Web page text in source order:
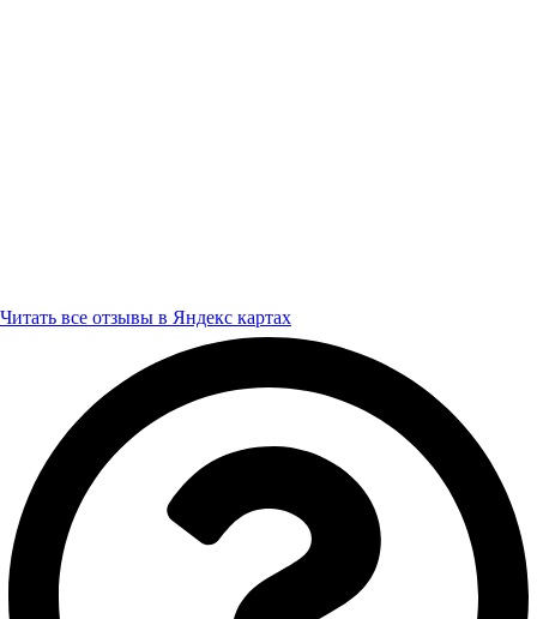
Читать все отзывы в Яндекс картах